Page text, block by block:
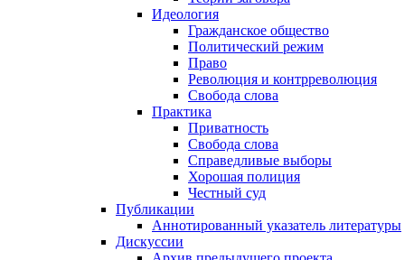
Идеология
Гражданское общество
Политический режим
Право
Революция и контрреволюция
Свобода слова
Практика
Приватность
Свобода слова
Справедливые выборы
Хорошая полиция
Честный суд
Публикации
Аннотированный указатель литературы
Дискуссии